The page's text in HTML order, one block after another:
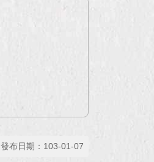
發布日期：103-01-07